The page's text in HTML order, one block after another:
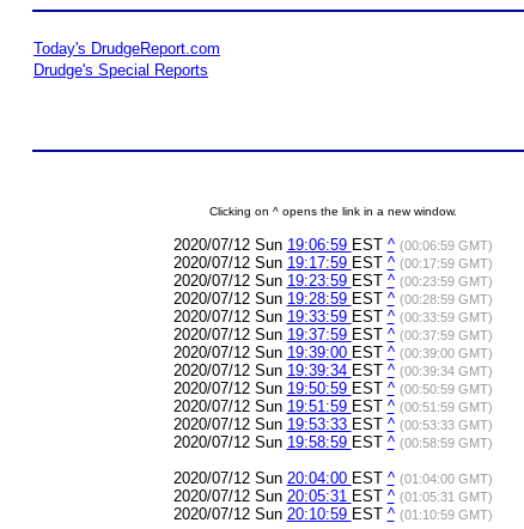
Today's DrudgeReport.com
Drudge's Special Reports
Clicking on ^ opens the link in a new window.
2020/07/12 Sun 19:06:59 EST ^ (00:06:59 GMT)
2020/07/12 Sun 19:17:59 EST ^ (00:17:59 GMT)
2020/07/12 Sun 19:23:59 EST ^ (00:23:59 GMT)
2020/07/12 Sun 19:28:59 EST ^ (00:28:59 GMT)
2020/07/12 Sun 19:33:59 EST ^ (00:33:59 GMT)
2020/07/12 Sun 19:37:59 EST ^ (00:37:59 GMT)
2020/07/12 Sun 19:39:00 EST ^ (00:39:00 GMT)
2020/07/12 Sun 19:39:34 EST ^ (00:39:34 GMT)
2020/07/12 Sun 19:50:59 EST ^ (00:50:59 GMT)
2020/07/12 Sun 19:51:59 EST ^ (00:51:59 GMT)
2020/07/12 Sun 19:53:33 EST ^ (00:53:33 GMT)
2020/07/12 Sun 19:58:59 EST ^ (00:58:59 GMT)
2020/07/12 Sun 20:04:00 EST ^ (01:04:00 GMT)
2020/07/12 Sun 20:05:31 EST ^ (01:05:31 GMT)
2020/07/12 Sun 20:10:59 EST ^ (01:10:59 GMT)